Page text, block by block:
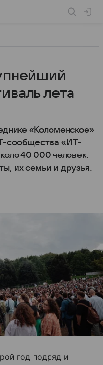
лета
«Коломенское»
сообщества «ИТ-
40 000 человек.
их семьи и друзья.
год подряд и